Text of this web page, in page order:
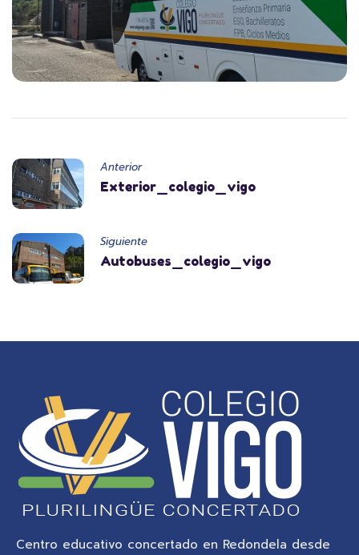
Anterior
Exterior_colegio_vigo
Siguiente
Autobuses_colegio_vigo
Centro educativo concertado en Redondela desde